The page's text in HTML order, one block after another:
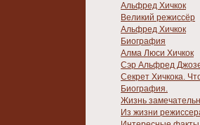
Альфред Хичкок
Великий режиссёр
Альфред Хичкок
Биография
Алма Люси Хичкок
Сэр Альфред
Секрет Хичкока.
Биография.
Жизнь
Из жизни